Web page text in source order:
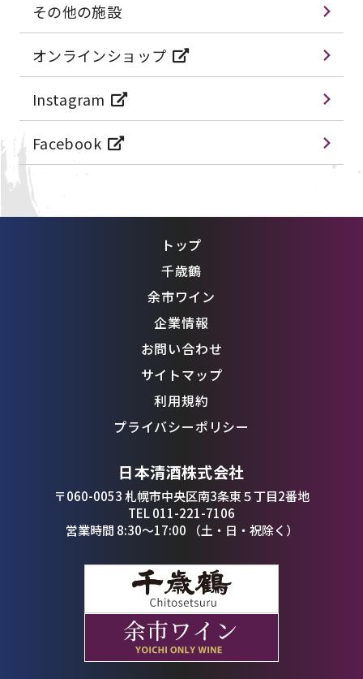
その他の施設
オンラインショップ
Instagram
Facebook
トップ
千歳鶴
余市ワイン
企業情報
お問い合わせ
サイトマップ
利用規約
プライバシーポリシー
日本清酒株式会社
〒060-0053 札幌市中央区南3条東５丁目2番地
TEL 011-221-7106
営業時間 8:30〜17:00 （土・日・祝除く）